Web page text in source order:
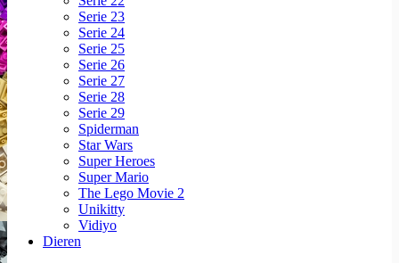
Serie 23
Serie 24
Serie 25
Serie 26
Serie 27
Serie 28
Serie 29
Spiderman
Star Wars
Super Heroes
Super Mario
The Lego Movie 2
Unikitty
Vidiyo
Dieren